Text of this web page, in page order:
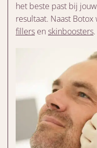
het beste past bij
resultaat. Naast
fillers en skinboosters.